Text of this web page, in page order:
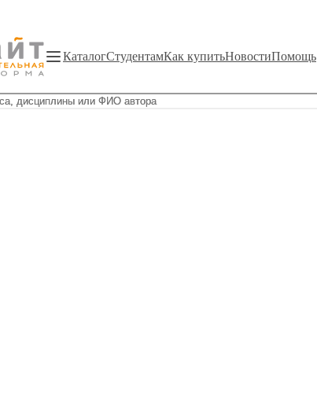
КаталогСтудентамКак купитьНовостиПомощь